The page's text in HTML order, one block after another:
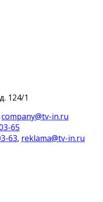
124/1
company@tv-in.ru
65
63, reklama@tv-in.ru